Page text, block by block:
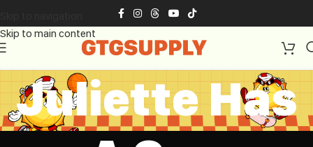
Skip to main content
Juliette Has